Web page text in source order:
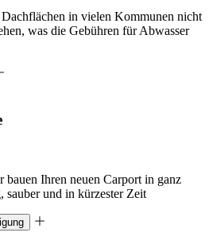
in vielen Kommunen nicht
was die Gebühren für Abwasser
Ihren neuen Carport in ganz
sauber und in kürzester Zeit